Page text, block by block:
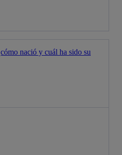
nació y cuál ha sido su